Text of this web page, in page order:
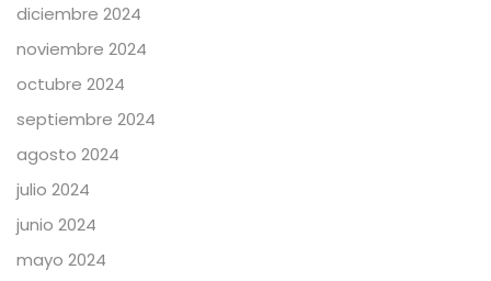
diciembre 2024
noviembre 2024
octubre 2024
septiembre 2024
agosto 2024
julio 2024
junio 2024
mayo 2024